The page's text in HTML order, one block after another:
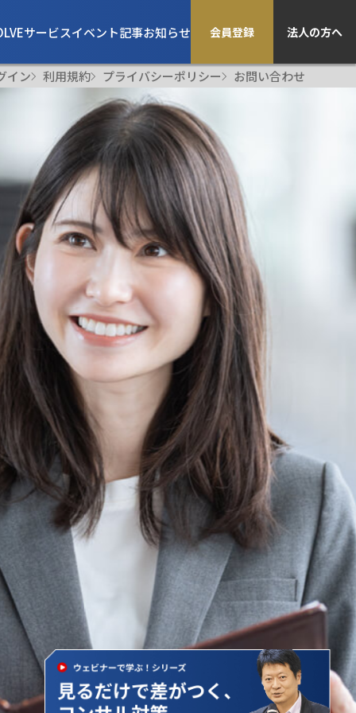
サービスイベント記事お知らせ 会員登録 法人の方へ
イン 利用規約 プライバシーポリシー お問い合わせ